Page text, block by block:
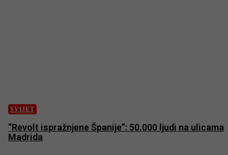
SVIJET
“Revolt ispražnjene Španije”: 50.000 ljudi na ulicama
Madrida